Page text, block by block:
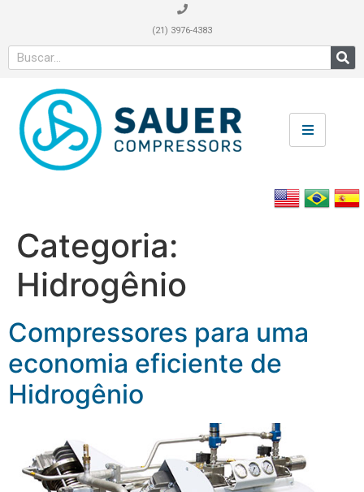
(21) 3976-4383
Categoria:
Hidrogênio
Compressores para uma
economia eficiente de
Hidrogênio